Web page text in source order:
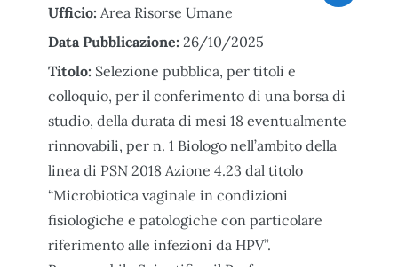
Ufficio: Area Risorse Umane
Data Pubblicazione: 26/10/2025
Titolo: Selezione pubblica, per titoli e
colloquio, per il conferimento di una borsa di
studio, della durata di mesi 18 eventualmente
rinnovabili, per n. 1 Biologo nell’ambito della
linea di PSN 2018 Azione 4.23 dal titolo
“Microbiotica vaginale in condizioni
fisiologiche e patologiche con particolare
riferimento alle infezioni da HPV”.